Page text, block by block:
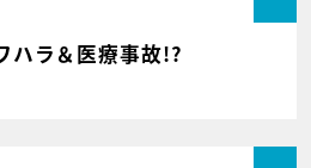
ラ＆医療事故!?